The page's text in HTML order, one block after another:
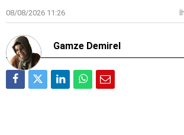
08/08/2026 11:26
Gamze Demirel